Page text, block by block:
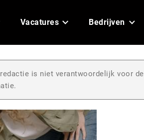
Vacatures Bedrijven
is niet verantwoordelijk voor de